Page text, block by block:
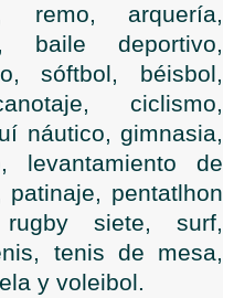
remo, arquería,
baile deportivo,
sóftbol, béisbol,
ciclismo,
náutico, gimnasia,
levantamiento de
pentatlhon
rugby siete, surf,
tenis de mesa,
y voleibol.